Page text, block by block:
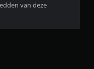
van deze